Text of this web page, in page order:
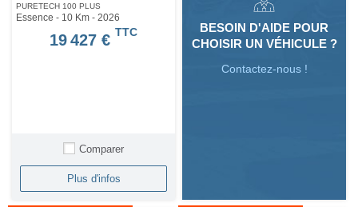
PURETECH 100 PLUS
Essence - 10 Km - 2026
19 427 € TTC
Comparer
Plus d'infos
BESOIN D'AIDE POUR
CHOISIR UN VÉHICULE ?
Contactez-nous !